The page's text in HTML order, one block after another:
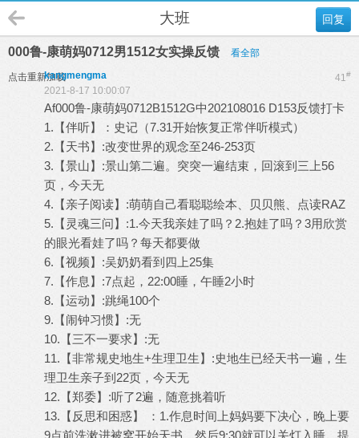
回复
大班
000鲁-康萌妈0712男1512女实操反馈 看全部
点击重新加载 41#
kangmengma
2021-8-17 10:00:07
Af000鲁-康萌妈0712B1512G中202108016 D153反馈打卡
1.【伴听】：史记（7.31开始恢复正常伴听模式）
2.【天书】:改变世界的观念至246-253页
3.【景山】:景山第二遍。突突一遍结束，回滚到三上56
页，今天无
4.【亲子阅读】:萌萌自己看聪聪绘本、贝贝熊、点读RAZ
5.【灵魂三问】:1.今天我亲娃了吗？2.抱娃了吗？3用欣赏
的眼光看娃了吗？每天都要做
6.【视频】:吴奶奶看到四上25集
7.【作息】:7点起，22:00睡，午睡2小时
8.【运动】:跳绳100个
9.【闹钟习惯】:无
10.【三不一要求】:无
11.【非常规史地生+生理卫生】:史地生已经天书一遍，生
理卫生亲子到22页，今天无
12.【郑委】:听了2遍，随意挑着听
13.【反思和困惑】 ：1.作息时间上妈妈要下决心，晚上要
9点前洗漱进被窝开始天书，然后9:30就可以关灯入睡。提